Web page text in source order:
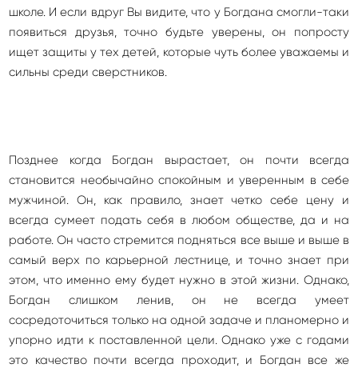
школе. И если вдруг Вы видите, что у Богдана смогли-таки
появиться друзья, точно будьте уверены, он попросту
ищет защиты у тех детей, которые чуть более уважаемы и
сильны среди сверстников.
Позднее когда Богдан вырастает, он почти всегда
становится необычайно спокойным и уверенным в себе
мужчиной. Он, как правило, знает четко себе цену и
всегда сумеет подать себя в любом обществе, да и на
работе. Он часто стремится подняться все выше и выше в
самый верх по карьерной лестнице, и точно знает при
этом, что именно ему будет нужно в этой жизни. Однако,
Богдан слишком ленив, он не всегда умеет
сосредоточиться только на одной задаче и планомерно и
упорно идти к поставленной цели. Однако уже с годами
это качество почти всегда проходит, и Богдан все же